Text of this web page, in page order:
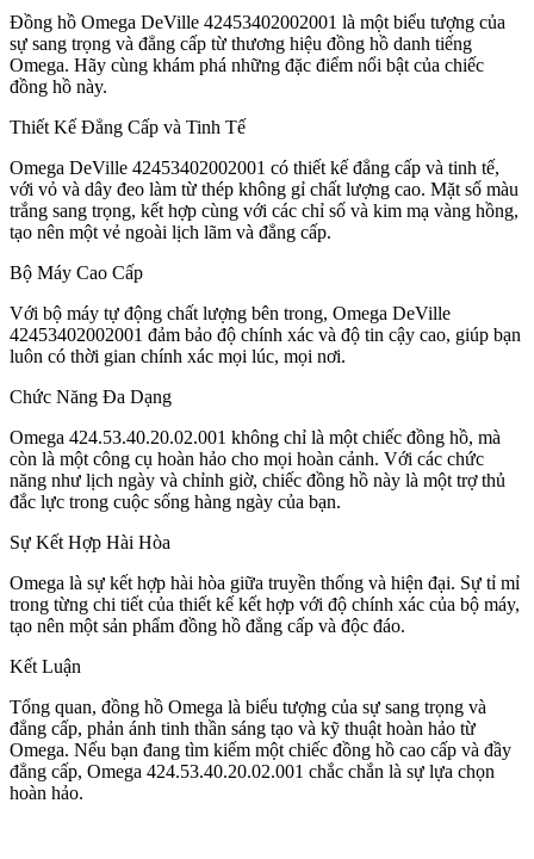
Đồng hồ Omega DeVille 42453402002001 là một biểu tượng của
sự sang trọng và đẳng cấp từ thương hiệu đồng hồ danh tiếng
Omega. Hãy cùng khám phá những đặc điểm nổi bật của chiếc
đồng hồ này.
Thiết Kế Đẳng Cấp và Tinh Tế
Omega DeVille 42453402002001 có thiết kế đẳng cấp và tinh tế,
với vỏ và dây đeo làm từ thép không gỉ chất lượng cao. Mặt số màu
trắng sang trọng, kết hợp cùng với các chỉ số và kim mạ vàng hồng,
tạo nên một vẻ ngoài lịch lãm và đẳng cấp.
Bộ Máy Cao Cấp
Với bộ máy tự động chất lượng bên trong, Omega DeVille
42453402002001 đảm bảo độ chính xác và độ tin cậy cao, giúp bạn
luôn có thời gian chính xác mọi lúc, mọi nơi.
Chức Năng Đa Dạng
Omega 424.53.40.20.02.001 không chỉ là một chiếc đồng hồ, mà
còn là một công cụ hoàn hảo cho mọi hoàn cảnh. Với các chức
năng như lịch ngày và chỉnh giờ, chiếc đồng hồ này là một trợ thủ
đắc lực trong cuộc sống hàng ngày của bạn.
Sự Kết Hợp Hài Hòa
Omega là sự kết hợp hài hòa giữa truyền thống và hiện đại. Sự tỉ mỉ
trong từng chi tiết của thiết kế kết hợp với độ chính xác của bộ máy,
tạo nên một sản phẩm đồng hồ đẳng cấp và độc đáo.
Kết Luận
Tổng quan, đồng hồ Omega là biểu tượng của sự sang trọng và
đẳng cấp, phản ánh tinh thần sáng tạo và kỹ thuật hoàn hảo từ
Omega. Nếu bạn đang tìm kiếm một chiếc đồng hồ cao cấp và đầy
đẳng cấp, Omega 424.53.40.20.02.001 chắc chắn là sự lựa chọn
hoàn hảo.